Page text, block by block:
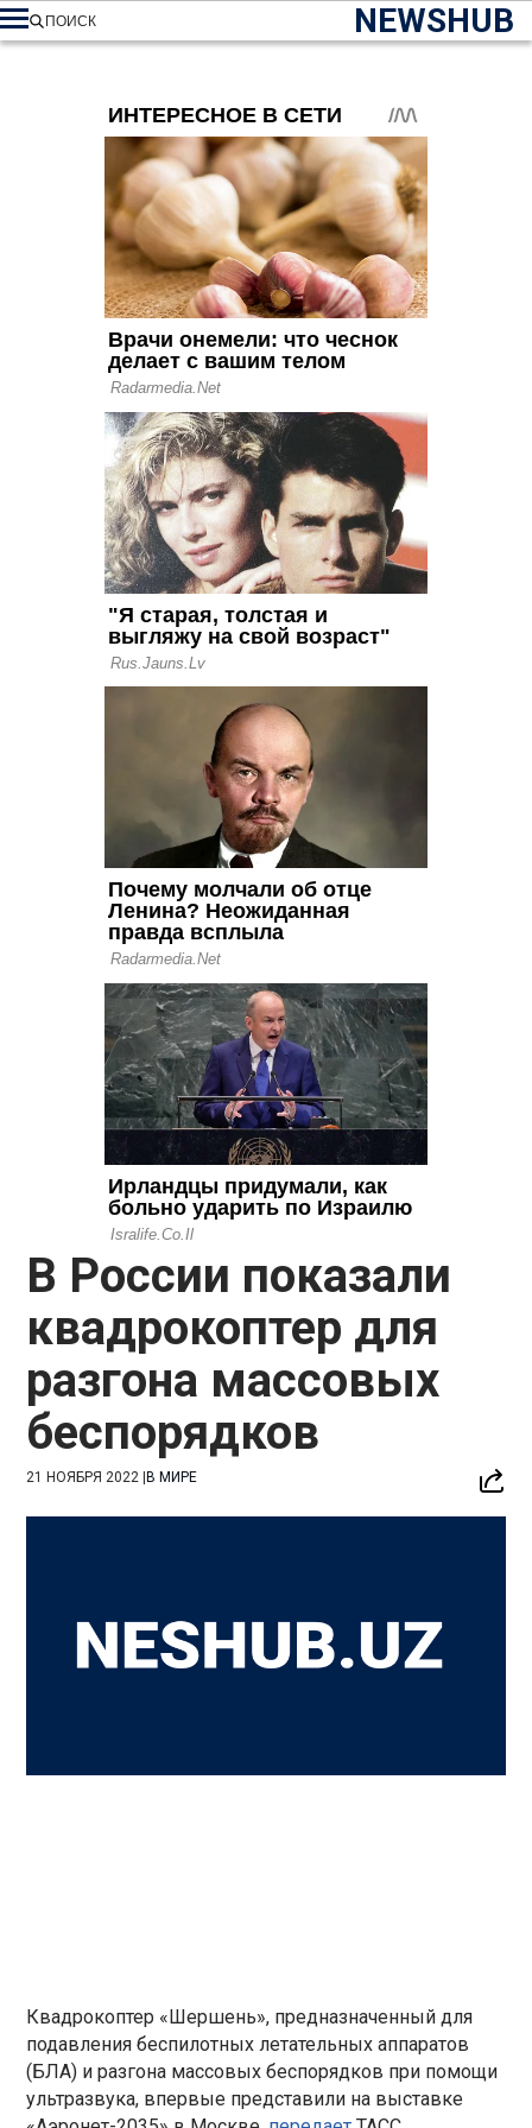
NEWSHUB
ПОИСК
В России показали
квадрокоптер для
разгона массовых
беспорядков
21 НОЯБРЯ 2022 |В МИРЕ
Квадрокоптер «Шершень», предназначенный для
подавления беспилотных летательных аппаратов
(БЛА) и разгона массовых беспорядков при помощи
ультразвука, впервые представили на выставке